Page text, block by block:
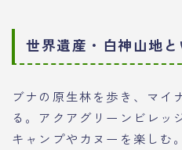
世界遺産・白神山地
ブナの原生林を歩き、マイ
る。アクアグリーンビレッ
キャンプやカヌーを楽しむ